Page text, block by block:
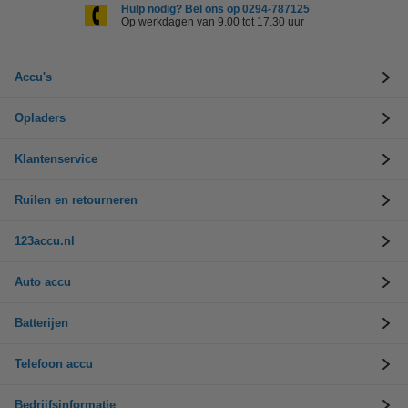
Hulp nodig? Bel ons op 0294-787125
Op werkdagen van 9.00 tot 17.30 uur
Accu's
Opladers
Klantenservice
Ruilen en retourneren
123accu.nl
Auto accu
Batterijen
Telefoon accu
Bedrijfsinformatie